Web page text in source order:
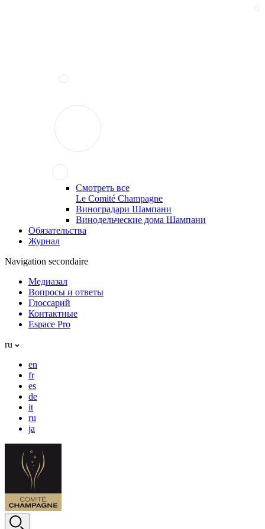
Смотреть все
Le Comité Champagne
Виноградари Шампани
Винодельческие дома Шампани
Обязательства
Журнал
Navigation secondaire
Медиазал
Вопросы и ответы
Глоссарий
Контактные
Espace Pro
ru
en
fr
es
de
it
ru
ja